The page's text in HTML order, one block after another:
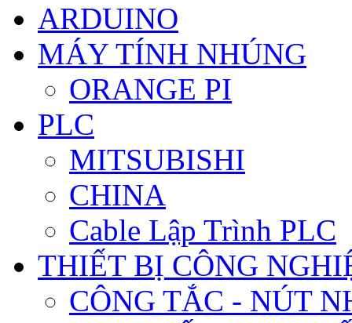
ARDUINO
MÁY TÍNH NHÚNG
ORANGE PI
PLC
MITSUBISHI
CHINA
Cable Lập Trình PLC
THIẾT BỊ CÔNG
CÔNG TẮC - NÚT